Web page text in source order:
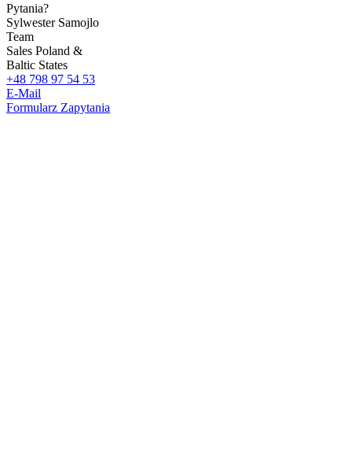
Pytania?
Sylwester Samojlo
Team
Sales Poland &
Baltic States
+48 798 97 54 53
E-Mail
Formularz Zapytania